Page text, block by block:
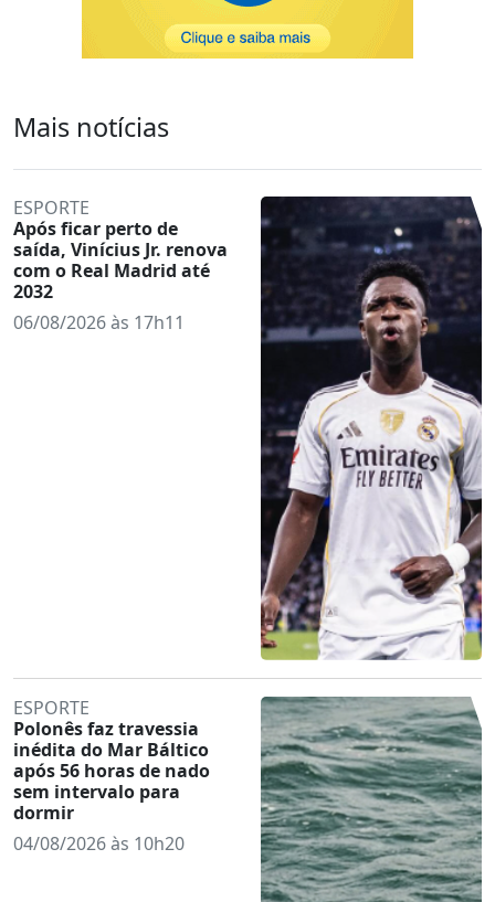
Mais notícias
ESPORTE
Após ficar perto de
saída, Vinícius Jr. renova
com o Real Madrid até
2032
06/08/2026 às 17h11
ESPORTE
Polonês faz travessia
inédita do Mar Báltico
após 56 horas de nado
sem intervalo para
dormir
04/08/2026 às 10h20